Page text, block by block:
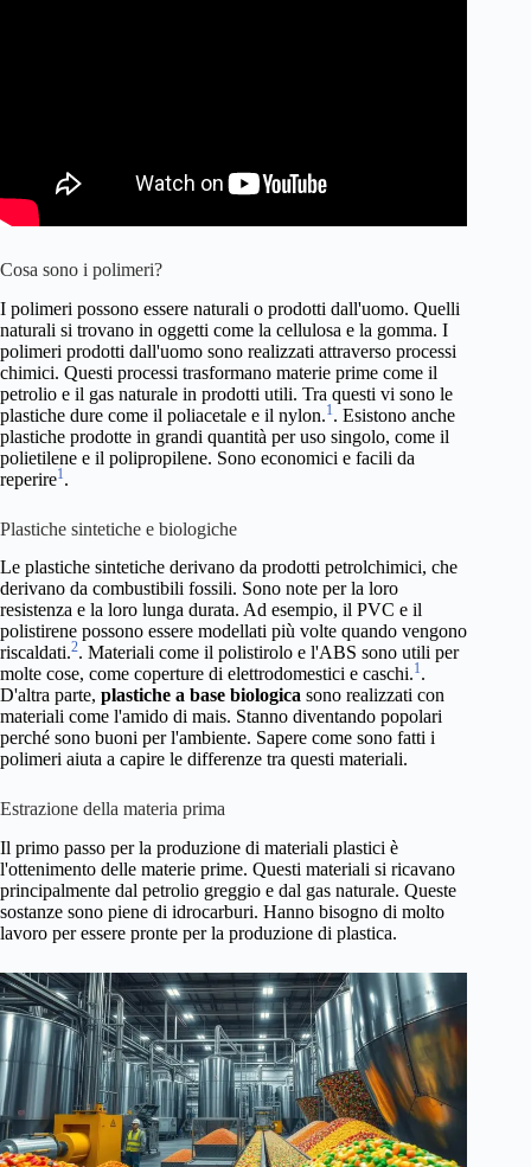
Cosa sono i polimeri?
I polimeri possono essere naturali o prodotti dall'uomo. Quelli
naturali si trovano in oggetti come la cellulosa e la gomma. I
polimeri prodotti dall'uomo sono realizzati attraverso processi
chimici. Questi processi trasformano materie prime come il
petrolio e il gas naturale in prodotti utili. Tra questi vi sono le
plastiche dure come il poliacetale e il nylon.1 . Esistono anche
plastiche prodotte in grandi quantità per uso singolo, come il
polietilene e il polipropilene. Sono economici e facili da
reperire1 .
Plastiche sintetiche e biologiche
Le plastiche sintetiche derivano da prodotti petrolchimici, che
derivano da combustibili fossili. Sono note per la loro
resistenza e la loro lunga durata. Ad esempio, il PVC e il
polistirene possono essere modellati più volte quando vengono
riscaldati.2. Materiali come il polistirolo e l'ABS sono utili per
molte cose, come coperture di elettrodomestici e caschi.1.
D'altra parte, plastiche a base biologica sono realizzati con
materiali come l'amido di mais. Stanno diventando popolari
perché sono buoni per l'ambiente. Sapere come sono fatti i
polimeri aiuta a capire le differenze tra questi materiali.
Estrazione della materia prima
Il primo passo per la produzione di materiali plastici è
l'ottenimento delle materie prime. Questi materiali si ricavano
principalmente dal petrolio greggio e dal gas naturale. Queste
sostanze sono piene di idrocarburi. Hanno bisogno di molto
lavoro per essere pronte per la produzione di plastica.